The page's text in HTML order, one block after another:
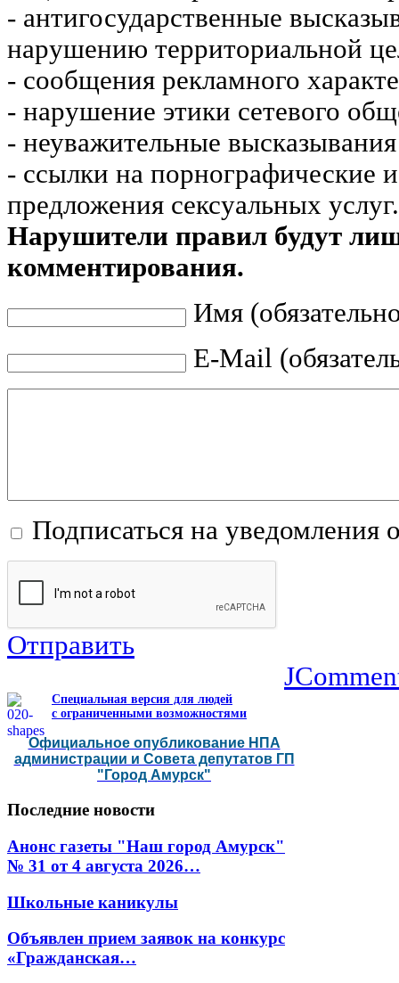
- антигосударственные
нарушению территориальной
- сообщения рекламного
- нарушение этики сетевого
- неуважительные
- ссылки на порнографические
предложения сексуальных услуг.
Нарушители правил будут
комментирования.
Имя
E-Mail
Подписаться на уведомления
Отправить
Специальная версия для людей
с ограниченными возможностями
Официальное опубликование НПА
администрации и Совета депутатов ГП
"Город Амурск"
Последние новости
Анонс газеты "Наш город Амурск"
№ 31 от 4 августа 2026…
Школьные каникулы
Объявлен прием заявок на конкурс
«Гражданская…